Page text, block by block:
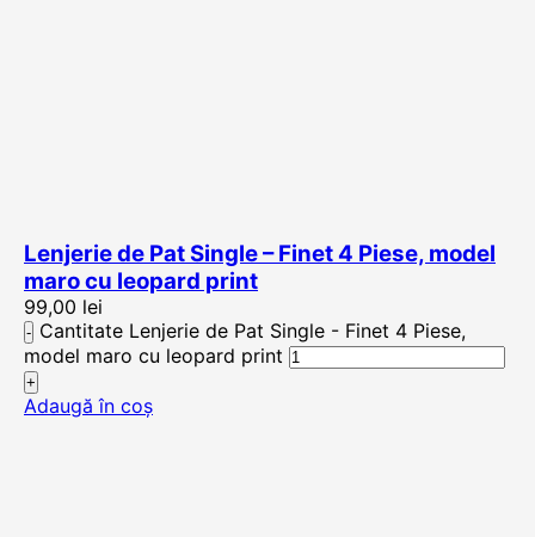
Lenjerie de Pat Single – Finet 4 Piese, model
maro cu leopard print
99,00 lei
Cantitate Lenjerie de Pat Single - Finet 4 Piese,
model maro cu leopard print
Adaugă în coș